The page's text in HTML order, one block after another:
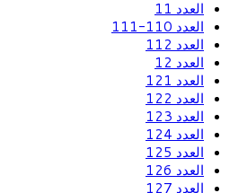
العدد 11
العدد 110-111
العدد 112
العدد 12
العدد 121
العدد 122
العدد 123
العدد 124
العدد 125
العدد 126
العدد 127